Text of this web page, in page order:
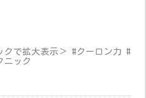
クで拡大表示＞ #クーロン力 #
ニック